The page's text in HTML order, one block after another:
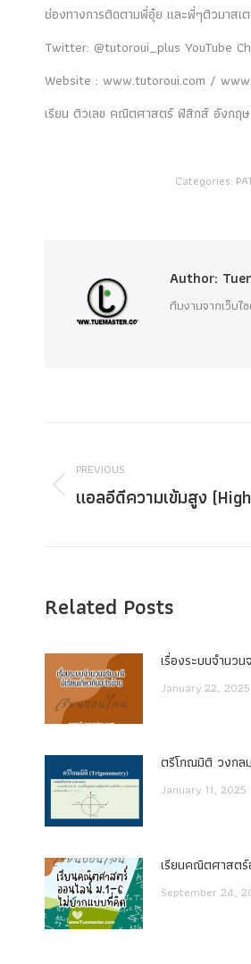
ช่องทางการติดตามพี่อุ๋ย และพี่ๆติวมาส
Twitter: @tutoroui_plus YouTube
Website : www.tutoroui.com /
เรียน ติวเลข คณิตศาสตร์ ฟิสิกส์ อังกฤ
Categories:
Author:
ทีมงานจากเว็บ
navigation
PREVIOUS
Previous
แอลอีดีความเข้มสูง
Related Posts
เรื่องระบบจํานว
January 22, 2025
ตรีโกณมิติ วงกล
January 11, 2025
เรียนคณิตศาสตร์
September 24,